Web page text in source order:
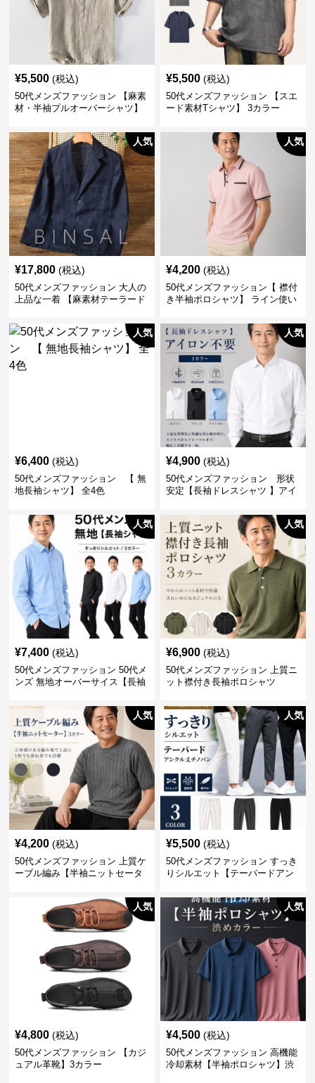
¥5,500 (税込)
50代メンズファッション 【麻素
材・半袖プルオーバーシャツ】
¥5,500 (税込)
50代メンズファッション 【スエ
ード素材Tシャツ】 3カラー
人気
¥17,800 (税込)
50代メンズファッション 大人の
上品な一着 【麻素材テーラード
人気
¥4,200 (税込)
50代メンズファッション【 襟付
き半袖ポロシャツ】 ライン使い
人気
¥6,400 (税込)
50代メンズファッション 【 無
地長袖シャツ】 全4色
人気
¥4,900 (税込)
50代メンズファッション 形状
安定【長袖ドレスシャツ 】アイ
人気
¥7,400 (税込)
50代メンズファッション 50代メ
ンズ 無地オーバーサイス【長袖
人気
¥6,900 (税込)
50代メンズファッション 上質ニ
ット襟付き長袖ポロシャツ
人気
¥4,200 (税込)
50代メンズファッション 上質ケ
ーブル編み【半袖ニットセータ
人気
¥5,500 (税込)
50代メンズファッション すっき
りシルエット【テーパードアン
人気
¥4,800 (税込)
50代メンズファッション 【カジ
ュアル革靴】3カラー
人気
¥4,500 (税込)
50代メンズファッション 高機能
冷却素材【半袖ポロシャツ】渋